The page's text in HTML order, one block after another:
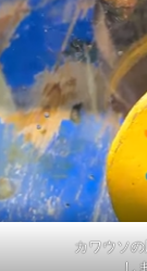
カワウソ
し